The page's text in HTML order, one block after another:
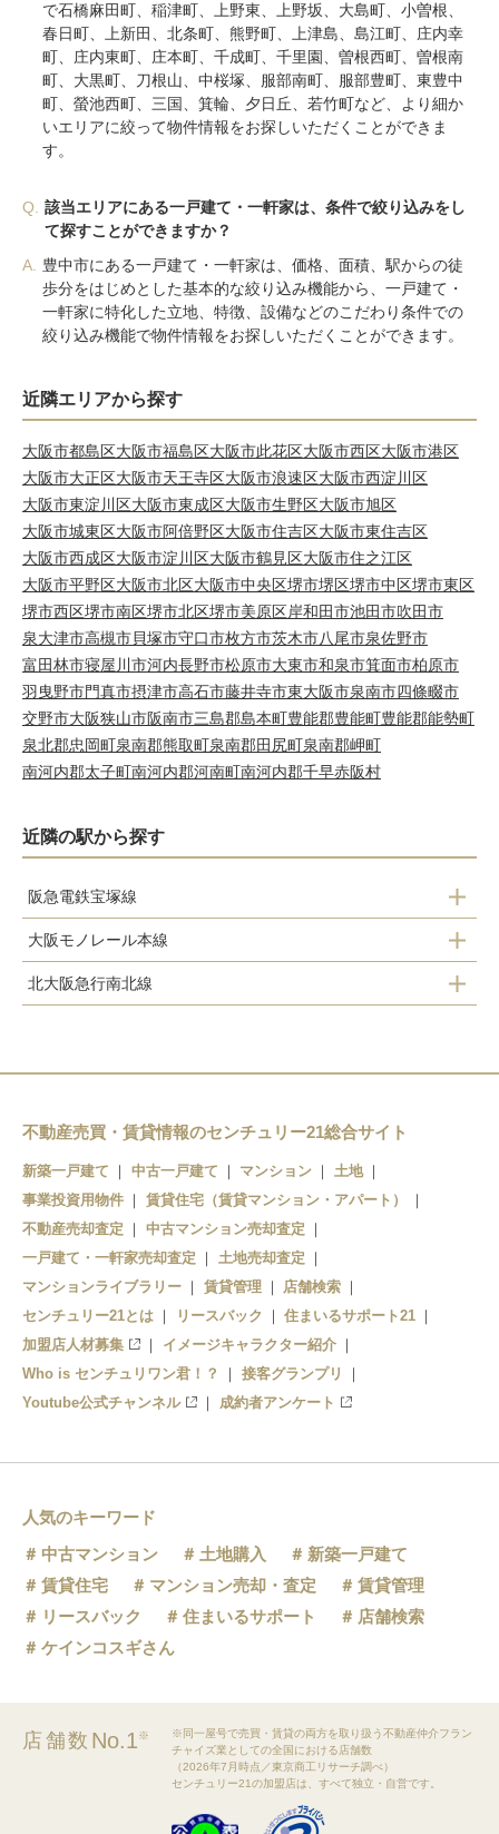
で石橋麻田町、稲津町、上野東、上野坂、大島町、小曽根、
春日町、上新田、北条町、熊野町、上津島、島江町、庄内幸
町、庄内東町、庄本町、千成町、千里園、曽根西町、曽根南
町、大黒町、刀根山、中桜塚、服部南町、服部豊町、東豊中
町、螢池西町、三国、箕輪、夕日丘、若竹町など、より細か
いエリアに絞って物件情報をお探しいただくことができま
す。
Q.
該当エリアにある一戸建て・一軒家は、条件で絞り込みをし
て探すことができますか？
A.
豊中市にある一戸建て・一軒家は、価格、面積、駅からの徒
歩分をはじめとした基本的な絞り込み機能から、一戸建て・
一軒家に特化した立地、特徴、設備などのこだわり条件での
絞り込み機能で物件情報をお探しいただくことができます。
近隣エリアから探す
大阪市都島区大阪市福島区大阪市此花区大阪市西区大阪市港区
大阪市大正区大阪市天王寺区大阪市浪速区大阪市西淀川区
大阪市東淀川区大阪市東成区大阪市生野区大阪市旭区
大阪市城東区大阪市阿倍野区大阪市住吉区大阪市東住吉区
大阪市西成区大阪市淀川区大阪市鶴見区大阪市住之江区
大阪市平野区大阪市北区大阪市中央区堺市堺区堺市中区堺市東区
堺市西区堺市南区堺市北区堺市美原区岸和田市池田市吹田市
泉大津市高槻市貝塚市守口市枚方市茨木市八尾市泉佐野市
富田林市寝屋川市河内長野市松原市大東市和泉市箕面市柏原市
羽曳野市門真市摂津市高石市藤井寺市東大阪市泉南市四條畷市
交野市大阪狭山市阪南市三島郡島本町豊能郡豊能町豊能郡能勢町
泉北郡忠岡町泉南郡熊取町泉南郡田尻町泉南郡岬町
南河内郡太子町南河内郡河南町南河内郡千早赤阪村
近隣の駅から探す
阪急電鉄宝塚線
庄内駅
服部天神駅
豊中駅
蛍池駅
大阪モノレール本線
大阪空港駅
少路駅
千里中央駅
北大阪急行南北線
千里中央駅
不動産売買・賃貸情報のセンチュリー21総合サイト
新築一戸建て 中古一戸建て マンション
土地
事業投資用物件
賃貸住宅（賃貸マンション・アパート）
不動産売却査定
中古マンション売却査定
一戸建て・一軒家売却査定
土地売却査定
マンションライブラリー
賃貸管理
店舗検索
センチュリー21とは
リースバック
住まいるサポート21
加盟店人材募集
イメージキャラクター紹介
Who is センチュリワン君！？
接客グランプリ
Youtube公式チャンネル
成約者アンケート
人気のキーワード
中古マンション
土地購入
新築一戸建て
賃貸住宅
マンション売却・査定
賃貸管理
リースバック
住まいるサポート
店舗検索
ケインコスギさん
店舗数 No.1※
※同一屋号で売買・賃貸の両方を取り扱う不動産仲介フラン
チャイズ業としての全国における店舗数
（2026年7月時点／東京商工リサーチ調べ）
センチュリー21の加盟店は、すべて独立・自営です。